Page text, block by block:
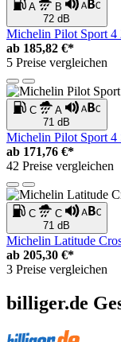
A
B
72 dB
Michelin Pilot Sport 4
ab 185,82 €*
5 Preise vergleichen
C
A
71 dB
Michelin Pilot Sport
ab 171,76 €*
42 Preise vergleichen
C
C
71 dB
Michelin Latitude
ab 205,30 €*
3 Preise vergleichen
billiger.de